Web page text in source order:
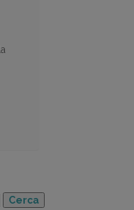
Cerca